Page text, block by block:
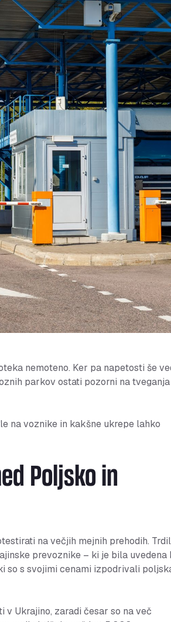
nemoteno. Ker pa napetosti še
parkov ostati pozorni na
na voznike in kakšne ukrepe lahko
Poljsko in
na večjih mejnih prehodih.
prevoznike – ki je bila uvedena
so s svojimi cenami izpodrivali
Ukrajino, zaradi česar so na več